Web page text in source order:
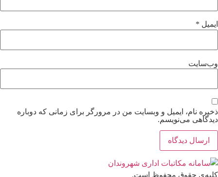
ایمیل *
وب‌سایت
ذخیره نام، ایمیل و وبسایت من در مرورگر برای زمانی که دوباره
دیدگاهی می‌نویسم.
کلیه‌ی حقوق محفوظ است.